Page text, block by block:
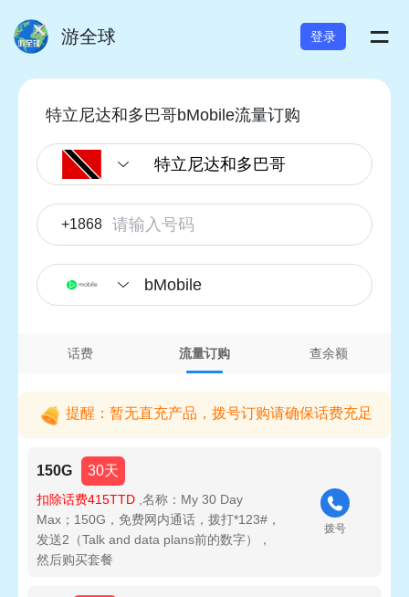
游全球 登录 =
特立尼达和多巴哥bMobile流量订购
+1868
bMobile
话费 流量订购 查余额
提醒：暂无直充产品，拨号订购请确保话费充足
150G 30天
扣除话费415TTD ,名称：My 30 Day
Max；150G，免费网内通话，拨打*123#，
发送2（Talk and data plans前的数字），
然后购买套餐
拨号